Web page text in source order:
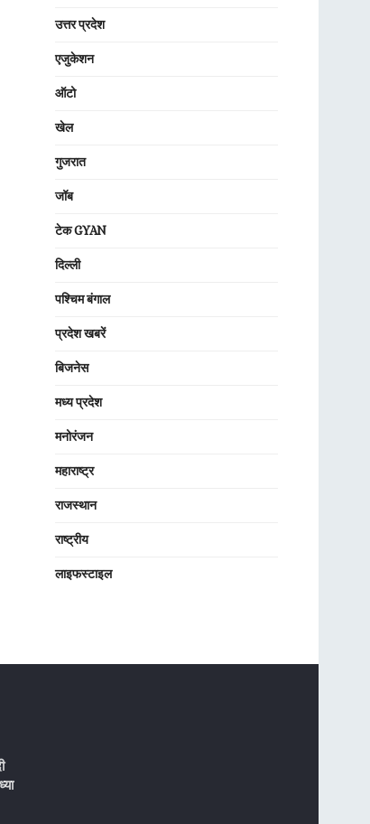
उत्तर प्रदेश
एजुकेशन
ऑटो
खेल
गुजरात
जॉब
टेक GYAN
दिल्ली
पश्चिम बंगाल
प्रदेश खबरें
बिजनेस
मध्य प्रदेश
मनोरंजन
महाराष्ट्र
राजस्थान
राष्ट्रीय
लाइफस्टाइल